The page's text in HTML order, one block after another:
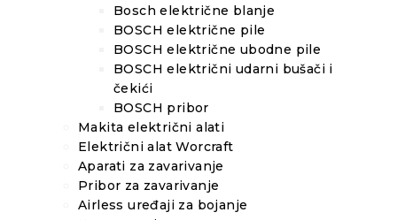
Bosch električne blanje
BOSCH električne pile
BOSCH električne ubodne pile
BOSCH električni udarni bušači i
čekići
BOSCH pribor
Makita električni alati
Električni alat Worcraft
Aparati za zavarivanje
Pribor za zavarivanje
Airless uređaji za bojanje